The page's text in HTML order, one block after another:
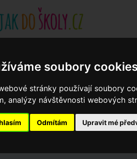
soubory
stránky používají soubory
analýzy návštěvnosti webových
Odmítám Upravit mé
Zápisy do ZŠ 2026/27
Dny otevřených dveří ZŠ